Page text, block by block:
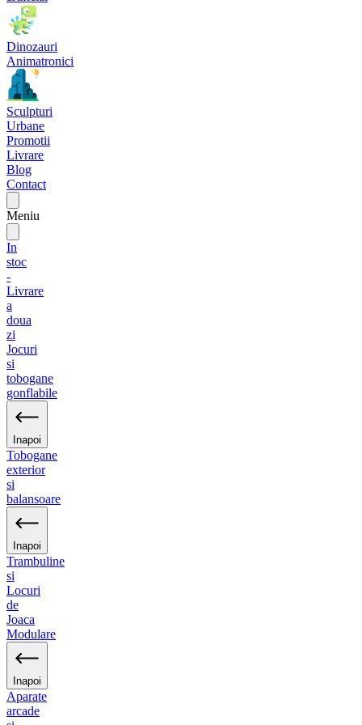
Dinozauri
Animatronici
Sculpturi
Urbane
Promotii
Livrare
Blog
Contact
Meniu
In
stoc
-
Livrare
a
doua
zi
Jocuri
si
tobogane
gonflabile
Inapoi
Tobogane
exterior
si
balansoare
Inapoi
Trambuline
si
Locuri
de
Joaca
Modulare
Inapoi
Aparate
arcade